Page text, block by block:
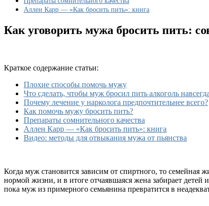
Аллен Карр — «Как бросить пить»: книга
Как уговорить мужа бросить пить:
Краткое содержание статьи:
Плохие способы помочь мужу
Что сделать, чтобы муж бросил пить алкоголь
Почему лечение у нарколога предпочтительнее всего?
Как помочь мужу бросить пить?
Препараты сомнительного качества
Аллен Карр — «Как бросить пить»: книга
Видео: методы для отвыкания мужа от пьянства
Когда муж становится зависим от спиртного, то семейная
нормой жизни, и в итоге отчаявшаяся жена забирает детей
пока муж из примерного семьянина превратится в